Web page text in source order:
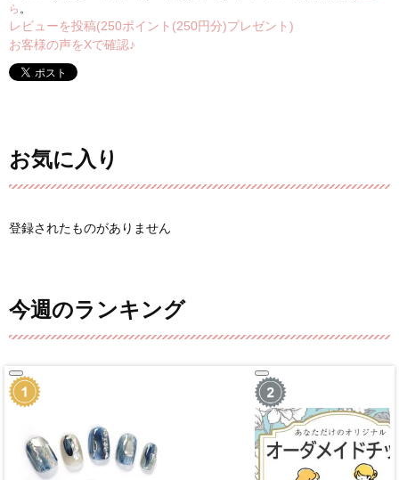
ら 。
レビューを投稿(250ポイント(250円分)プレゼント)
お客様の声をXで確認♪
お気に入り
登録されたものがありません
今週のランキング